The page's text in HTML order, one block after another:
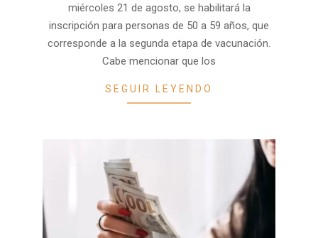
miércoles 21 de agosto, se habilitará la
inscripción para personas de 50 a 59 años, que
corresponde a la segunda etapa de vacunación.
Cabe mencionar que los
SEGUIR LEYENDO